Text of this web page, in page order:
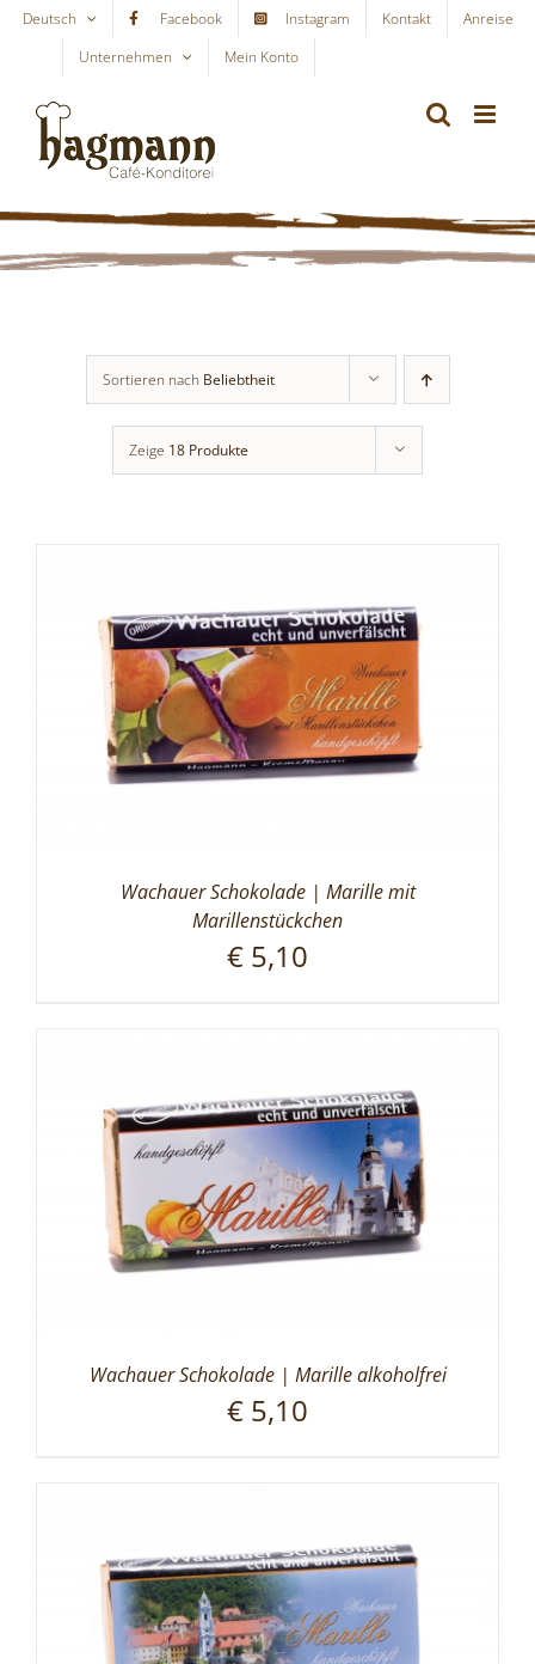
Skip
content
Deutsch Facebook Instagram Kontakt
Anreise
Unternehmen
Mein Konto
Sortieren nach Beliebtheit
Zeige 18 Produkte
Wachauer Schokolade | Marille mit
Marillenstückchen
€ 5,10
Wachauer Schokolade | Marille alkoholfrei
€ 5,10